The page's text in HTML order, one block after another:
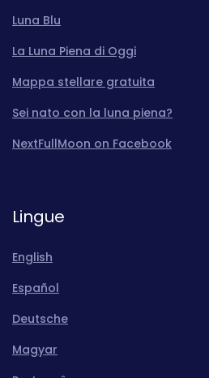
Luna Blu
La Luna Piena di Oggi
Mappa stellare gratuita
Sei nato con la luna piena?
NextFullMoon on Facebook
Lingue
English
Español
Deutsche
Magyar